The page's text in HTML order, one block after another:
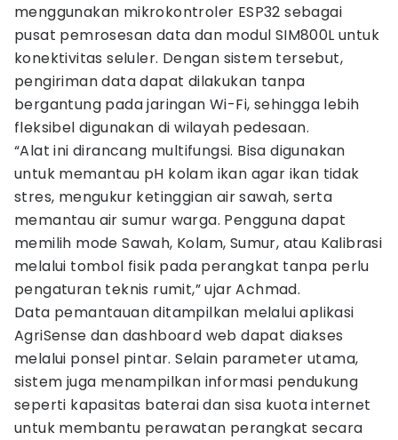
menggunakan mikrokontroler ESP32 sebagai
pusat pemrosesan data dan modul SIM800L untuk
konektivitas seluler. Dengan sistem tersebut,
pengiriman data dapat dilakukan tanpa
bergantung pada jaringan Wi-Fi, sehingga lebih
fleksibel digunakan di wilayah pedesaan.
“Alat ini dirancang multifungsi. Bisa digunakan
untuk memantau pH kolam ikan agar ikan tidak
stres, mengukur ketinggian air sawah, serta
memantau air sumur warga. Pengguna dapat
memilih mode Sawah, Kolam, Sumur, atau Kalibrasi
melalui tombol fisik pada perangkat tanpa perlu
pengaturan teknis rumit,” ujar Achmad.
Data pemantauan ditampilkan melalui aplikasi
AgriSense dan dashboard web dapat diakses
melalui ponsel pintar. Selain parameter utama,
sistem juga menampilkan informasi pendukung
seperti kapasitas baterai dan sisa kuota internet
untuk membantu perawatan perangkat secara